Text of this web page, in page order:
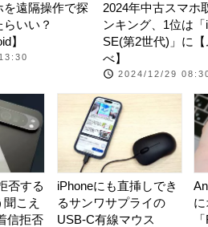
遠隔操作で探
いい？
】
2024年中古スマホ
ンキング、1位は「
SE(第2世代)」に
べ】
2024/12/29
否する
こえ
信拒否
iPhoneにも直挿しでき
るサンワサプライの
USB-C有線マウス